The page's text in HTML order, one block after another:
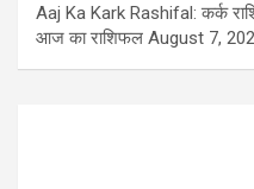
Aaj Ka Kark Rashifal: कर्क
आज का राशिफल August 7,